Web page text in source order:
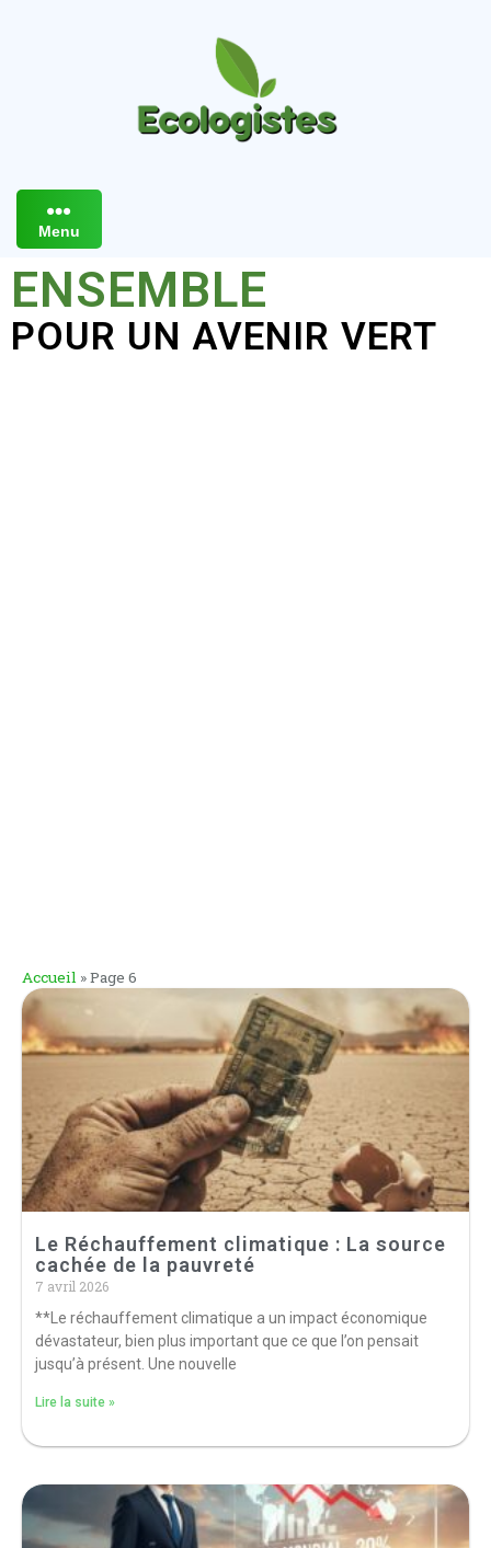
Menu
ENSEMBLE
POUR UN AVENIR VERT
Accueil »Page 6
Le Réchauffement climatique : La source
cachée de la pauvreté
7 avril 2026
**Le réchauffement climatique a un impact économique
dévastateur, bien plus important que ce que l’on pensait
jusqu’à présent. Une nouvelle
Lire la suite »